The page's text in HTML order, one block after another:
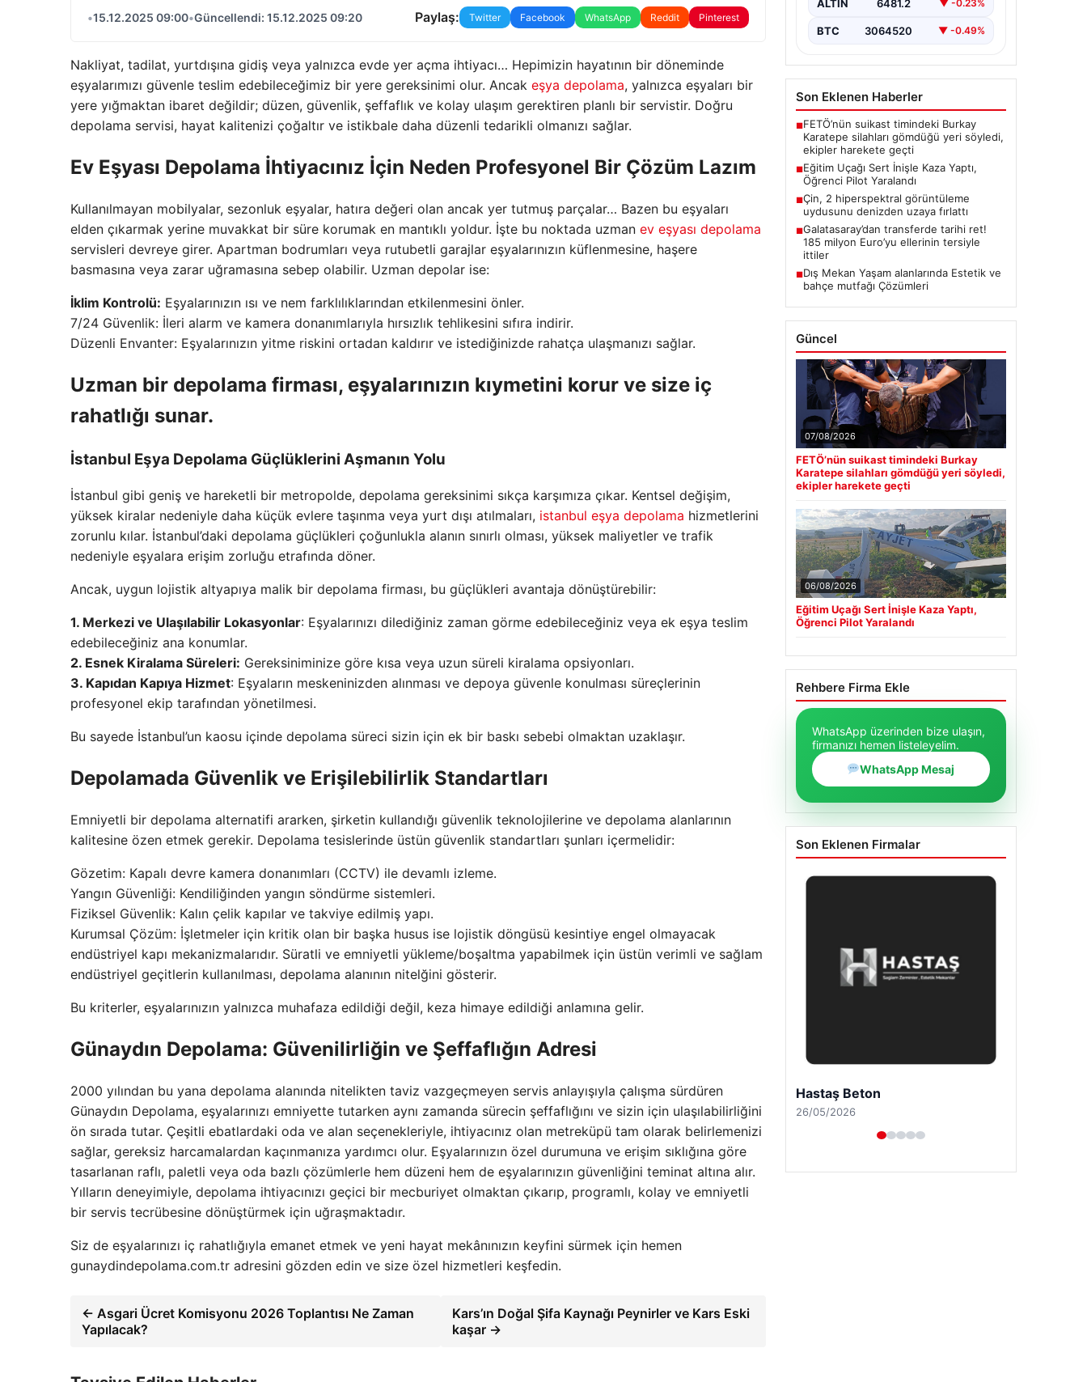
•15.12.2025 09:00•Güncellendi: 15.12.2025 09:20 Paylaş: Twitter Facebook WhatsApp Reddit Pinterest
Nakliyat, tadilat, yurtdışına gidiş veya yalnızca evde yer açma ihtiyacı… Hepimizin hayatının bir döneminde
eşyalarımızı güvenle teslim edebileceğimiz bir yere gereksinimi olur. Ancak eşya depolama, yalnızca eşyaları bir
yere yığmaktan ibaret değildir; düzen, güvenlik, şeffaflık ve kolay ulaşım gerektiren planlı bir servistir. Doğru
depolama servisi, hayat kalitenizi çoğaltır ve istikbale daha düzenli tedarikli olmanızı sağlar.
Ev Eşyası Depolama İhtiyacınız İçin Neden Profesyonel Bir Çözüm Lazım
Kullanılmayan mobilyalar, sezonluk eşyalar, hatıra değeri olan ancak yer tutmuş parçalar… Bazen bu eşyaları
elden çıkarmak yerine muvakkat bir süre korumak en mantıklı yoldur. İşte bu noktada uzman ev eşyası depolama
servisleri devreye girer. Apartman bodrumları veya rutubetli garajlar eşyalarınızın küflenmesine, haşere
basmasına veya zarar uğramasına sebep olabilir. Uzman depolar ise:
İklim Kontrolü: Eşyalarınızın ısı ve nem farklılıklarından etkilenmesini önler.
7/24 Güvenlik: İleri alarm ve kamera donanımlarıyla hırsızlık tehlikesini sıfıra indirir.
Düzenli Envanter: Eşyalarınızın yitme riskini ortadan kaldırır ve istediğinizde rahatça ulaşmanızı sağlar.
Uzman bir depolama firması, eşyalarınızın kıymetini korur ve size iç
rahatlığı sunar.
İstanbul Eşya Depolama Güçlüklerini Aşmanın Yolu
İstanbul gibi geniş ve hareketli bir metropolde, depolama gereksinimi sıkça karşımıza çıkar. Kentsel değişim,
yüksek kiralar nedeniyle daha küçük evlere taşınma veya yurt dışı atılmaları, istanbul eşya depolama hizmetlerini
zorunlu kılar. İstanbul’daki depolama güçlükleri çoğunlukla alanın sınırlı olması, yüksek maliyetler ve trafik
nedeniyle eşyalara erişim zorluğu etrafında döner.
Ancak, uygun lojistik altyapıya malik bir depolama firması, bu güçlükleri avantaja dönüştürebilir:
1. Merkezi ve Ulaşılabilir Lokasyonlar: Eşyalarınızı dilediğiniz zaman görme edebileceğiniz veya ek eşya teslim
edebileceğiniz ana konumlar.
2. Esnek Kiralama Süreleri: Gereksiniminize göre kısa veya uzun süreli kiralama opsiyonları.
3. Kapıdan Kapıya Hizmet: Eşyaların meskeninizden alınması ve depoya güvenle konulması süreçlerinin
profesyonel ekip tarafından yönetilmesi.
Bu sayede İstanbul’un kaosu içinde depolama süreci sizin için ek bir baskı sebebi olmaktan uzaklaşır.
Depolamada Güvenlik ve Erişilebilirlik Standartları
Emniyetli bir depolama alternatifi ararken, şirketin kullandığı güvenlik teknolojilerine ve depolama alanlarının
kalitesine özen etmek gerekir. Depolama tesislerinde üstün güvenlik standartları şunları içermelidir:
Gözetim: Kapalı devre kamera donanımları (CCTV) ile devamlı izleme.
Yangın Güvenliği: Kendiliğinden yangın söndürme sistemleri.
Fiziksel Güvenlik: Kalın çelik kapılar ve takviye edilmiş yapı.
Kurumsal Çözüm: İşletmeler için kritik olan bir başka husus ise lojistik döngüsü kesintiye engel olmayacak
endüstriyel kapı mekanizmalarıdır. Süratli ve emniyetli yükleme/boşaltma yapabilmek için üstün verimli ve sağlam
endüstriyel geçitlerin kullanılması, depolama alanının nitelğini gösterir.
Bu kriterler, eşyalarınızın yalnızca muhafaza edildiği değil, keza himaye edildiği anlamına gelir.
Günaydın Depolama: Güvenilirliğin ve Şeffaflığın Adresi
2000 yılından bu yana depolama alanında nitelikten taviz vazgeçmeyen servis anlayışıyla çalışma sürdüren
Günaydın Depolama, eşyalarınızı emniyette tutarken aynı zamanda sürecin şeffaflığını ve sizin için ulaşılabilirliğini
ön sırada tutar. Çeşitli ebatlardaki oda ve alan seçenekleriyle, ihtiyacınız olan metreküpü tam olarak belirlemenizi
sağlar, gereksiz harcamalardan kaçınmanıza yardımcı olur. Eşyalarınızın özel durumuna ve erişim sıklığına göre
tasarlanan raflı, paletli veya oda bazlı çözümlerle hem düzeni hem de eşyalarınızın güvenliğini teminat altına alır.
Yılların deneyimiyle, depolama ihtiyacınızı geçici bir mecburiyet olmaktan çıkarıp, programlı, kolay ve emniyetli
bir servis tecrübesine dönüştürmek için uğraşmaktadır.
Siz de eşyalarınızı iç rahatlığıyla emanet etmek ve yeni hayat mekânınızın keyfini sürmek için hemen
gunaydindepolama.com.tr adresini gözden edin ve size özel hizmetleri keşfedin.
← Asgari Ücret Komisyonu 2026 Toplantısı Ne Zaman
Yapılacak?
Kars’ın Doğal Şifa Kaynağı Peynirler ve Kars Eski
kaşar →
ALTIN 6481.2 ▼ -0.23%
BTC 3064520 ▼ -0.49%
Son Eklenen Haberler
■FETÖ’nün suikast timindeki Burkay
Karatepe silahları gömdüğü yeri söyledi,
ekipler harekete geçti
■Eğitim Uçağı Sert İnişle Kaza Yaptı,
Öğrenci Pilot Yaralandı
■Çin, 2 hiperspektral görüntüleme
uydusunu denizden uzaya fırlattı
■Galatasaray’dan transferde tarihi ret!
185 milyon Euro’yu ellerinin tersiyle
ittiler
■Dış Mekan Yaşam alanlarında Estetik ve
bahçe mutfağı Çözümleri
Güncel
07/08/2026
FETÖ’nün suikast timindeki Burkay
Karatepe silahları gömdüğü yeri söyledi,
ekipler harekete geçti
06/08/2026
Eğitim Uçağı Sert İnişle Kaza Yaptı,
Öğrenci Pilot Yaralandı
Rehbere Firma Ekle
WhatsApp üzerinden bize ulaşın,
firmanızı hemen listeleyelim.
WhatsApp Mesaj
Son Eklenen Firmalar
Enes Kaplan Avukatlık Bürosu
28/04/2026